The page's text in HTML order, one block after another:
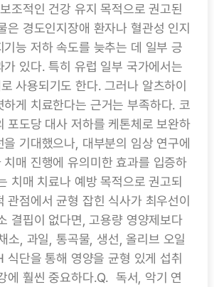
조적인 건강 유지 목적으로 권고된
은 경도인지장애 환자나 혈관성 인지
기능 저하 속도를 늦추는 데 일부 긍
가 있다. 특히 유럽 일부 국가에서는
사용되기도 한다. 그러나 알츠하이
하게 치료한다는 근거는 부족하다. 코
포도당 대사 저하를 케톤체로 보완하
을 기대했으나, 대부분의 임상 연구에
치매 진행에 유의미한 효과를 입증하
치매 치료나 예방 목적으로 권고되
관점에서 균형 잡힌 식사가 최우선이
결핍이 없다면, 고용량 영양제보다
소, 과일, 통곡물, 생선, 올리브 오일
식단을 통해 영양을 균형 있게 섭취
에 훨씬 중요하다.Q. 독서, 악기 연